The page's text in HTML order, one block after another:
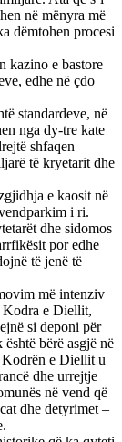
në mënyra më
dëmtohen procesi
kazino e bastore
edhe në çdo
standardeve, në
nga dy-tre kate
shfaqen
të kryetarit dhe
e kaosit në
i ri.
dhe sidomos
por edhe
të jenë të
më intenziv
Kodra e Diellit,
si deponi për
bërë asgjë në
e Diellit u
dhe urrejtje
në vend që
dhe detyrimet –